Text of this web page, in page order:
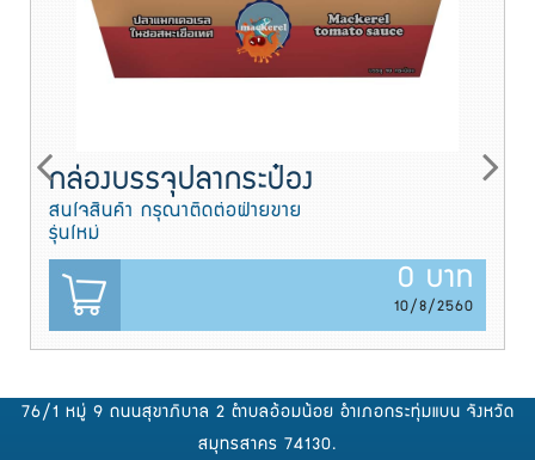
กล่องบรรจุปลากระป๋อง
สนใจสินค้า กรุณาติดต่อฝ่ายขาย
รุ่นใหม่
0 บาท
10/8/2560
76/1 หมู่ 9 ถนนสุขาภิบาล 2 ตำบลอ้อมน้อย อำเภอกระทุ่มแบน จังหวัด
สมุทรสาคร 74130.